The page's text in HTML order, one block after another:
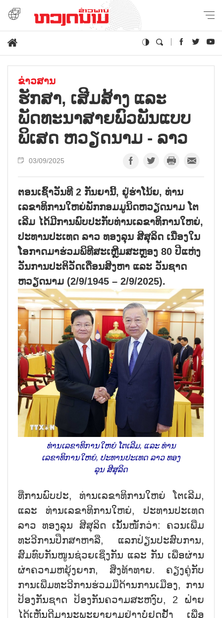
ຂ່າວສານ
ຮັກສາ, ເສີມສ້າງ ແລະ
ພັດທະນາສາຍພົວພັນແບບ
ພິເສດ ຫວຽດນາມ - ລາວ
03/09/2025
ຕອນເຊົ້າວັນທີ 2 ກັນຍານີ້, ຢູ່ຮ່າໂນ້ຍ, ທ່ານ
ເລຂາທິການໃຫຍ່ພັກກອມມູນິດຫວຽດນາມ ໂຕ
ເລີມ ໄດ້ມີການພົບປະກັບທ່ານເລຂາທິການໃຫຍ່,
ປະທານປະເທດ ລາວ ທອງລຸນ ສີສຸລິດ ເນື່ອງໃນ
ໂອກາດມາຮ່ວມພິທີສະເຫຼີມສະຫຼອງ 80 ປີແຫ່ງ
ວັນການປະຕິວັດເດືອນສິງຫາ ແລະ ວັນຊາດ
ຫວຽດນາມ (2/9/1945 – 2/9/2025).
ທ່ານເລຂາທິການໃຫຍ່ ໂຕເລີມ, ແລະ ທ່ານ
ເລຂາທິການໃຫຍ່, ປະທານປະເທດ ລາວ ທອງ
ລຸນ ສີສຸລິດ
ທີ່ການພົບປະ, ທ່ານເລຂາທິການໃຫຍ່ ໂຕເລີມ,
ແລະ ທ່ານເລຂາທິການໃຫຍ່, ປະທານປະເທດ
ລາວ ທອງລຸນ ສີສຸລິດ ເນັ້ນໜັກວ່າ: ຄວນເພີ່ມ
ທະວີການປຶກສາຫາລື, ແລກປ່ຽນປະສົບການ,
ສົມທົບກັນໜູນຊ່ວຍເຊິ່ງກັນ ແລະ ກັນ ເພື່ອຜ່ານ
ຜ່າຄວາມຫຍຸ້ງຍາກ, ສິ່ງທ້າທາຍ. ຄຽງຄູ່ກັບ
ການເພີ່ມທະວີການຮ່ວມມືດ້ານການເມືອງ, ການ
ປ້ອງກັນຊາດ ປ້ອງກັນຄວາມສະຫງົບ, 2 ຝ່າຍ
ໄດ້ເຫັນດີມານະພະຍາຍາມຢ່າງບໍ່ຢຸດຢັ້ງ ເພື່ອ